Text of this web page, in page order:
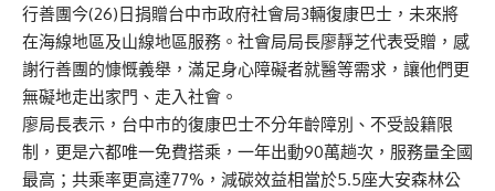
行善團今(26)日捐贈台中市政府社會局3輛復康巴士，未來將
在海線地區及山線地區服務。社會局局長廖靜芝代表受贈，感
謝行善團的慷慨義舉，滿足身心障礙者就醫等需求，讓他們更
無礙地走出家門、走入社會。
廖局長表示，台中市的復康巴士不分年齡障別、不受設籍限
制，更是六都唯一免費搭乘，一年出動90萬趟次，服務量全國
最高；共乘率更高達77%，減碳效益相當於5.5座大安森林公